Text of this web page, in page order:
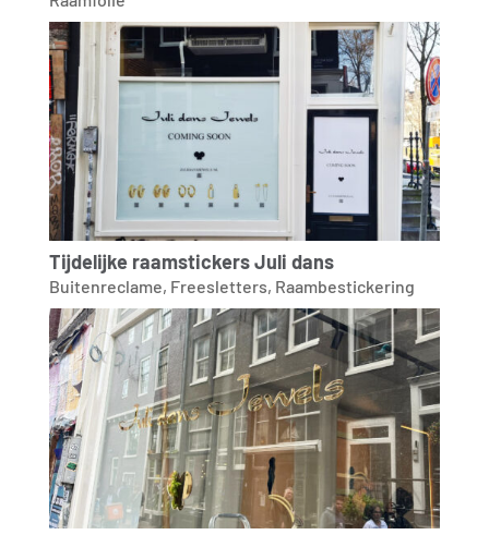
Tijdelijke raamstickers Juli dans
Buitenreclame, Freesletters, Raambestickering